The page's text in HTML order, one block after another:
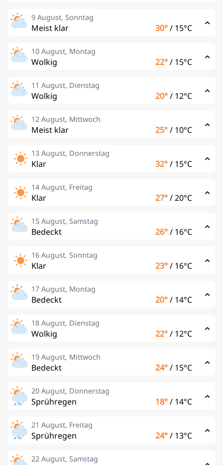
9 August, Sonntag
Meist klar 30°/ 15°C
10 August, Montag
Wolkig 22°/ 15°C
11 August, Dienstag
Wolkig 20°/ 12°C
12 August, Mittwoch
Meist klar 25°/ 10°C
13 August, Donnerstag
Klar 32°/ 15°C
14 August, Freitag
Klar 27°/20°C
15 August, Samstag
Bedeckt 26°/ 16°C
16 August, Sonntag
Klar 23°/ 16°C
17 August, Montag
Bedeckt 20°/ 14°C
18 August, Dienstag
Wolkig 22°/ 12°C
19 August, Mittwoch
Bedeckt 24°/ 15°C
20 August, Donnerstag
Sprühregen 18°/ 14°C
21 August, Freitag
Sprühregen 24°/ 13°C
22 August, Samstag